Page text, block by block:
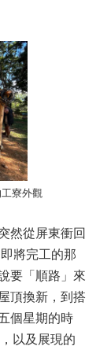
寮外觀
然從屏東衝回
將完工的那
要「順路」來
頂換新，到搭
個星期的時
以及展現的